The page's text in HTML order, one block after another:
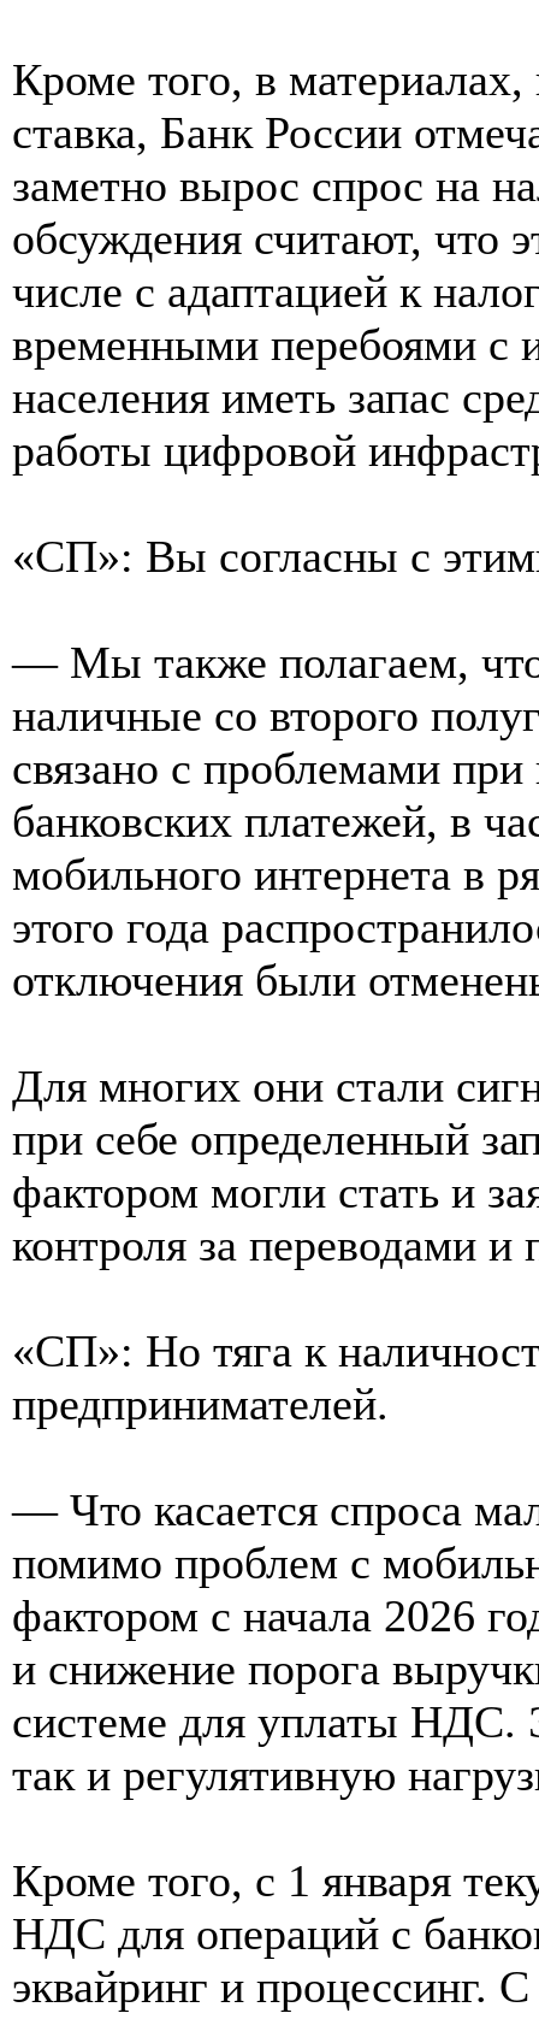
Кроме того, в
ставка, Банк России
заметно вырос спрос на
обсуждения считают, что
числе с адаптацией к
временными перебоями с
населения иметь запас
работы цифровой
«СП»: Вы согласны с
— Мы также полагаем,
наличные со второго
связано с проблемами
банковских платежей, в
мобильного интернета в
этого года
отключения были
Для многих они стали
при себе определенный
фактором могли стать и
контроля за переводами
«СП»: Но тяга к
предпринимателей.
— Что касается спроса
помимо проблем с
фактором с начала 2026
и снижение порога
системе для уплаты НДС.
так и регулятивную
Кроме того, с 1 января
НДС для операций с
эквайринг и процессинг.